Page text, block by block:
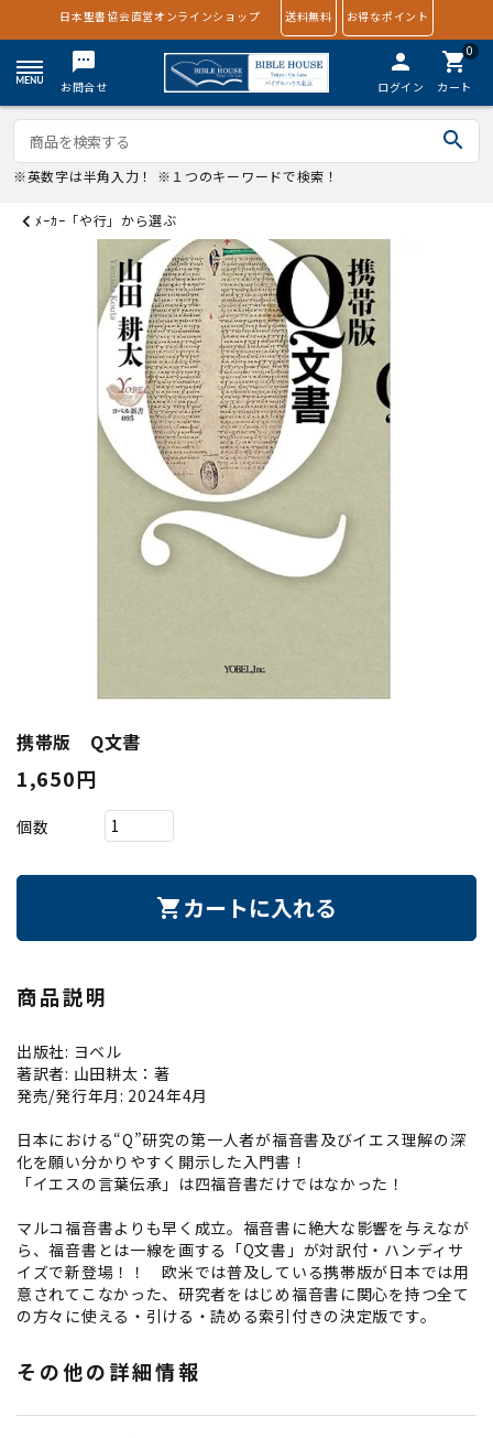
日本聖書協会直営オンラインショップ 送料無料 お得なポイント
textsms
お問合せ
person
ログイン
0
shopping_cart
カート
search
※英数字は半角入力！ ※１つのキーワードで検索！
ﾒｰｶｰ「や行」から選ぶ
携帯版 Q文書
1,650円
個数
shopping_cart カートに入れる
商品説明
出版社: ヨベル
著訳者: 山田耕太：著
発売/発行年月: 2024年4月
日本における“Q”研究の第一人者が福音書及びイエス理解の深
化を願い分かりやすく開示した入門書！
「イエスの言葉伝承」は四福音書だけではなかった！
マルコ福音書よりも早く成立。福音書に絶大な影響を与えなが
ら、福音書とは一線を画する「Q文書」が対訳付・ハンディサ
イズで新登場！！ 欧米では普及している携帯版が日本では用
意されてこなかった、研究者をはじめ福音書に関心を持つ全て
の方々に使える・引ける・読める索引付きの決定版です。
その他の詳細情報